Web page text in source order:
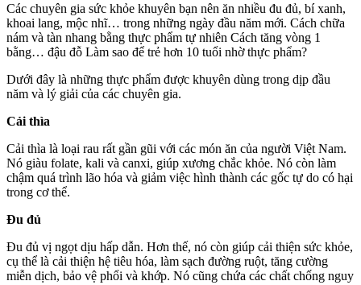
Các chuyên gia sức khỏe khuyên bạn nên ăn nhiều đu đủ, bí xanh,
khoai lang, mộc nhĩ… trong những ngày đầu năm mới. Cách chữa
nám và tàn nhang bằng thực phẩm tự nhiên Cách tăng vòng 1
bằng… đậu đỗ Làm sao để trẻ hơn 10 tuổi nhờ thực phẩm?
Dưới đây là những thực phẩm được khuyên dùng trong dịp đầu
năm và lý giải của các chuyên gia.
Cải thìa
Cải thìa là loại rau rất gần gũi với các món ăn của người Việt Nam.
Nó giàu folate, kali và canxi, giúp xương chắc khỏe. Nó còn làm
chậm quá trình lão hóa và giảm việc hình thành các gốc tự do có hại
trong cơ thể.
Đu đủ
Đu đủ vị ngọt dịu hấp dẫn. Hơn thế, nó còn giúp cải thiện sức khỏe,
cụ thể là cải thiện hệ tiêu hóa, làm sạch đường ruột, tăng cường
miễn dịch, bảo vệ phổi và khớp. Nó cũng chứa các chất chống nguy